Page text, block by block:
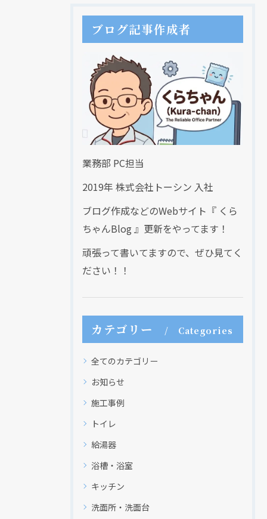
ブログ記事作成者
業務部 PC担当
2019年 株式会社トーシン 入社
ブログ作成などのWebサイト『 くら
ちゃんBlog 』更新をやってます！
頑張って書いてますので、ぜひ見てく
ださい！！
カテゴリー Categories
全てのカテゴリー
お知らせ
施工事例
トイレ
給湯器
浴槽・浴室
キッチン
洗面所・洗面台
クリックでチラシのページにジャンプします